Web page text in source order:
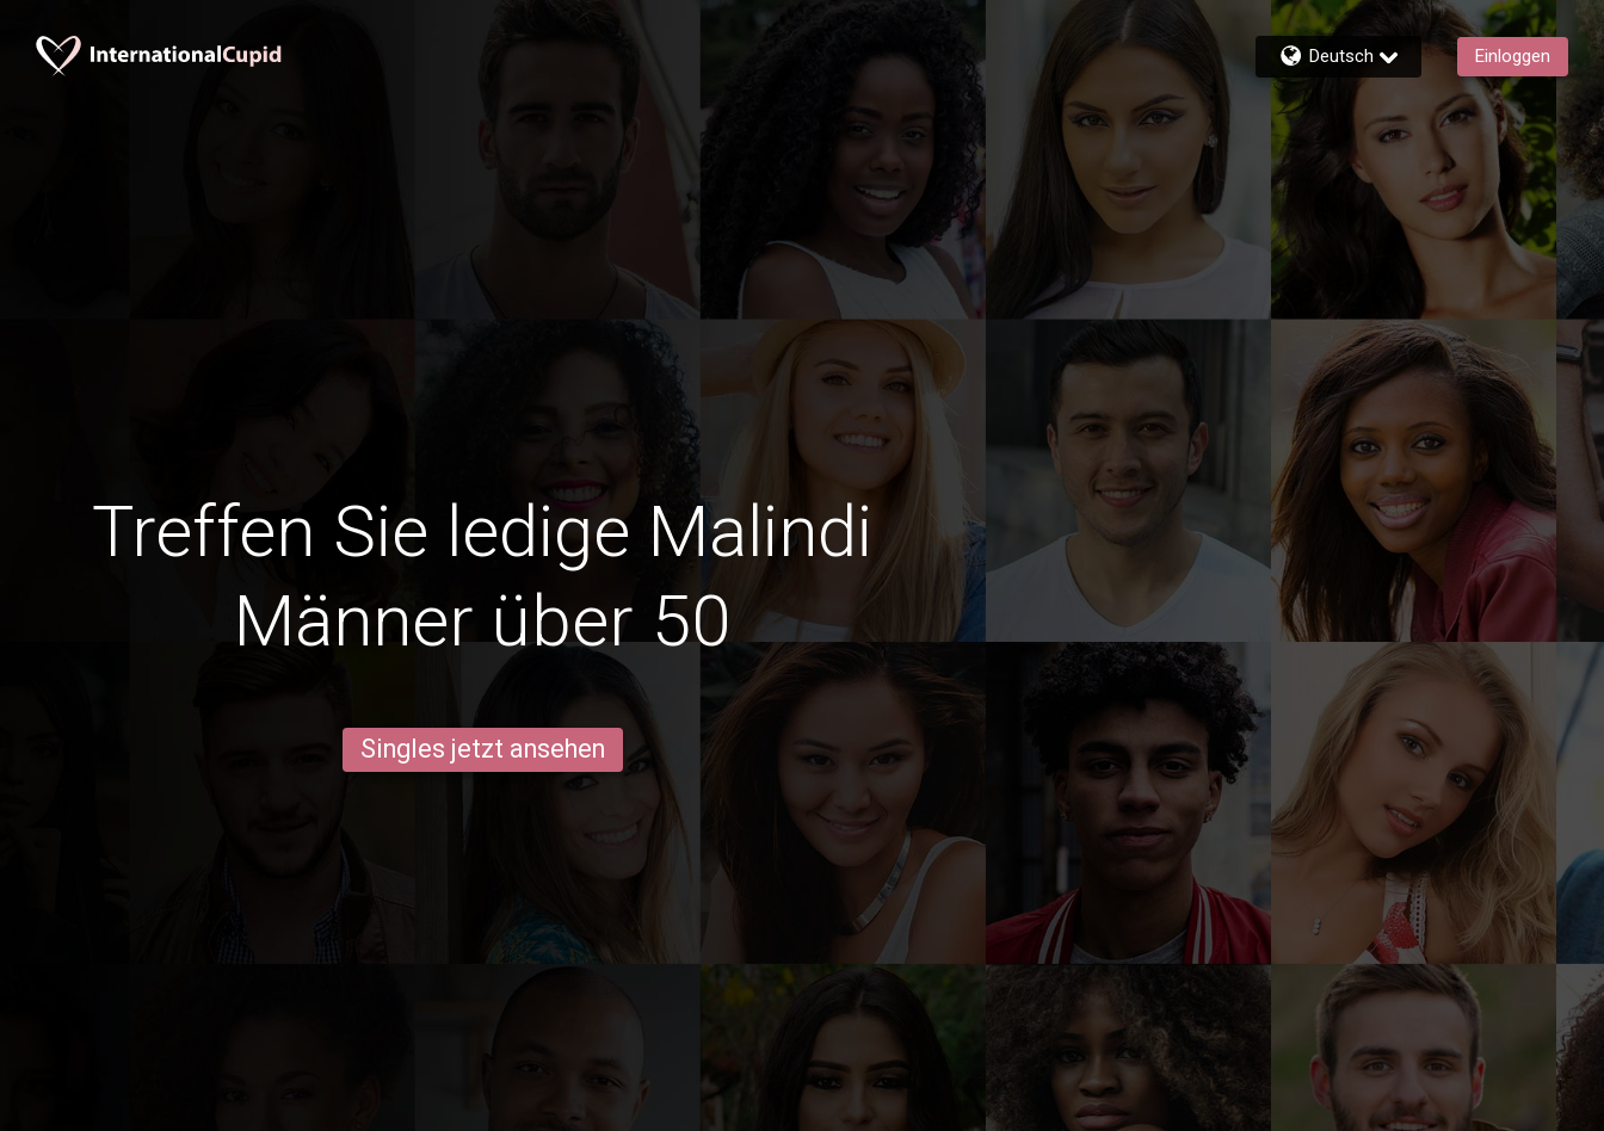
Deutsch Einloggen
Treffen Sie ledige Malindi
Männer über 50
Singles jetzt ansehen